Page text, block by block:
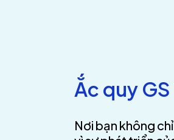
Ắc quy
Nơi bạn không